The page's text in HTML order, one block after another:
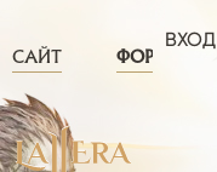
САЙТ ФОРУМ
ВХОД